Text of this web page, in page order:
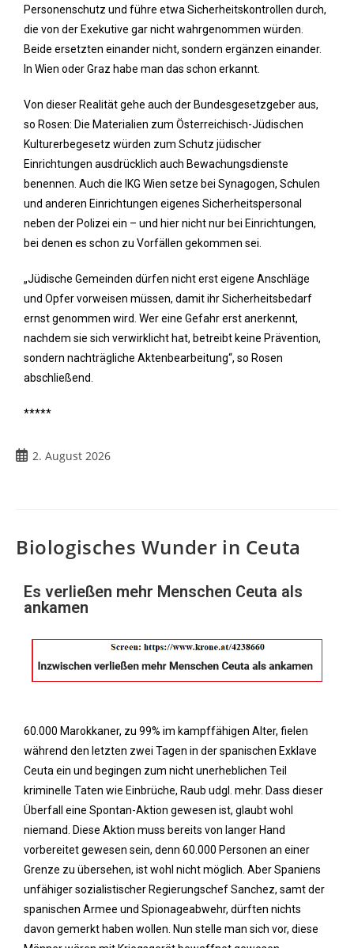
Personenschutz und führe etwa Sicherheitskontrollen durch,
die von der Exekutive gar nicht wahrgenommen würden.
Beide ersetzten einander nicht, sondern ergänzen einander.
In Wien oder Graz habe man das schon erkannt.
Von dieser Realität gehe auch der Bundesgesetzgeber aus,
so Rosen: Die Materialien zum Österreichisch-Jüdischen
Kulturerbegesetz würden zum Schutz jüdischer
Einrichtungen ausdrücklich auch Bewachungsdienste
benennen. Auch die IKG Wien setze bei Synagogen, Schulen
und anderen Einrichtungen eigenes Sicherheitspersonal
neben der Polizei ein – und hier nicht nur bei Einrichtungen,
bei denen es schon zu Vorfällen gekommen sei.
„Jüdische Gemeinden dürfen nicht erst eigene Anschläge
und Opfer vorweisen müssen, damit ihr Sicherheitsbedarf
ernst genommen wird. Wer eine Gefahr erst anerkennt,
nachdem sie sich verwirklicht hat, betreibt keine Prävention,
sondern nachträgliche Aktenbearbeitung“, so Rosen
abschließend.
*****
2. August 2026
Biologisches Wunder in Ceuta
Es verließen mehr Menschen Ceuta als
ankamen
60.000 Marokkaner, zu 99% im kampffähigen Alter, fielen
während den letzten zwei Tagen in der spanischen Exklave
Ceuta ein und begingen zum nicht unerheblichen Teil
kriminelle Taten wie Einbrüche, Raub udgl. mehr. Dass dieser
Überfall eine Spontan-Aktion gewesen ist, glaubt wohl
niemand. Diese Aktion muss bereits von langer Hand
vorbereitet gewesen sein, denn 60.000 Personen an einer
Grenze zu übersehen, ist wohl nicht möglich. Aber Spaniens
unfähiger sozialistischer Regierungschef Sanchez, samt der
spanischen Armee und Spionageabwehr, dürften nichts
davon gemerkt haben wollen. Nun stelle man sich vor, diese